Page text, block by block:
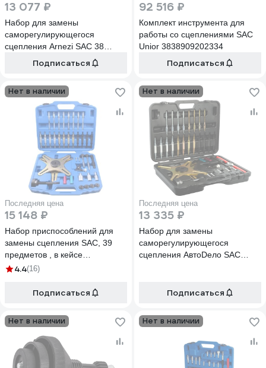
13 077 ₽
Набор для замены
саморегулирующегося
сцепления Arnezi SAC 38
Подписаться
92 516 ₽
Комплект инструмента для
работы со сцеплениями SAC
Unior 3838909202334
Подписаться
Нет в наличии
Последняя цена
15 148 ₽
Набор приспособлений для
замены сцепления SAC, 39
предметов , в кейсе
ROCKFORCE RF-
4.4(16)
Подписаться
Нет в наличии
Последняя цена
13 335 ₽
Набор для замены
саморегулирующегося
сцепления АвтоDело SAC
Подписаться
Нет в наличии Нет в наличии